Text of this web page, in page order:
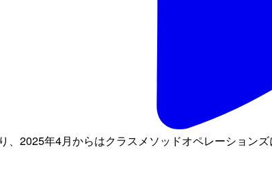
2025年4月からはクラスメソッドオペレーション